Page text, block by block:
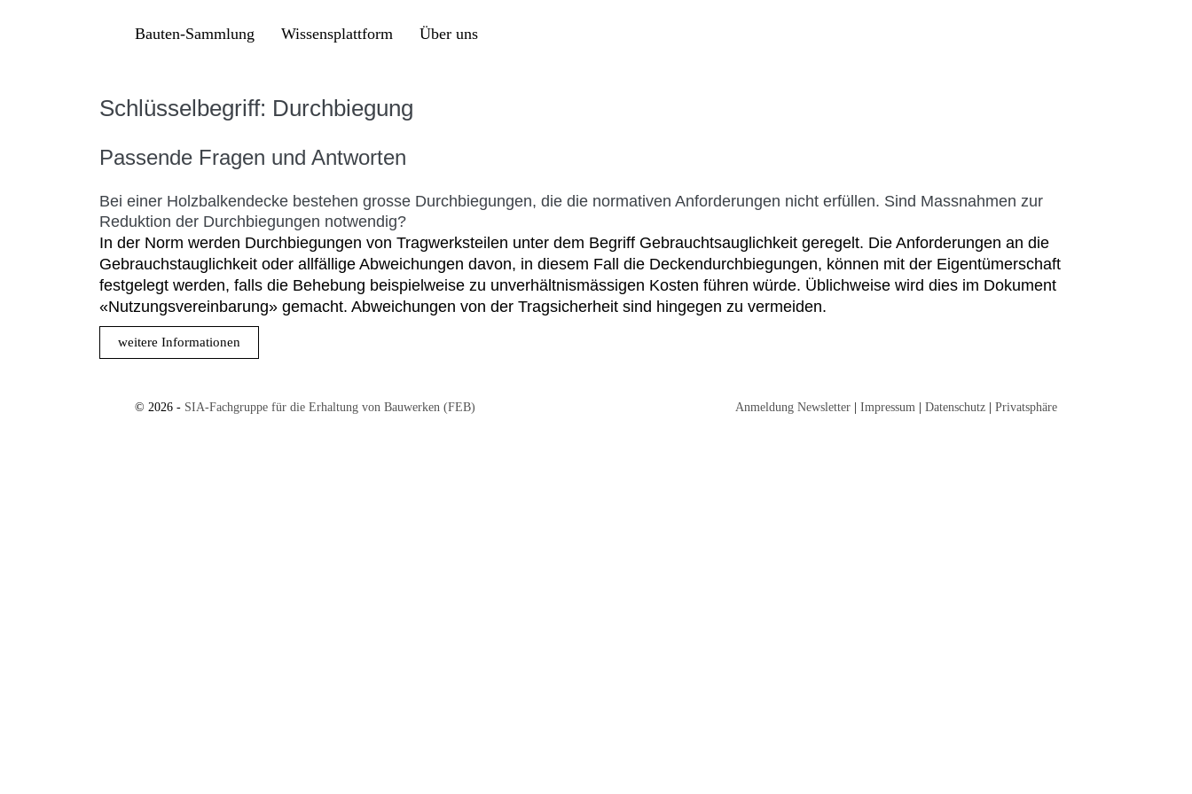
Bauten-Sammlung Wissensplattform Über uns
Schlüsselbegriff: Durchbiegung
Passende Fragen und Antworten
Bei einer Holzbalkendecke bestehen grosse Durchbiegungen, die die normativen Anforderungen nicht erfüllen. Sind Massnahmen zur
Reduktion der Durchbiegungen notwendig?
In der Norm werden Durchbiegungen von Tragwerksteilen unter dem Begriff Gebrauchtsauglichkeit geregelt. Die Anforderungen an die
Gebrauchstauglichkeit oder allfällige Abweichungen davon, in diesem Fall die Deckendurchbiegungen, können mit der Eigentümerschaft
festgelegt werden, falls die Behebung beispielweise zu unverhältnismässigen Kosten führen würde. Üblichweise wird dies im Dokument
«Nutzungsvereinbarung» gemacht. Abweichungen von der Tragsicherheit sind hingegen zu vermeiden.
weitere Informationen
© 2026 - SIA-Fachgruppe für die Erhaltung von Bauwerken (FEB) Anmeldung Newsletter Impressum Datenschutz Privatsphäre